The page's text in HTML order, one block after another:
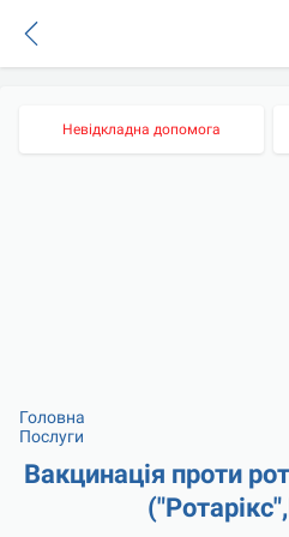
Невідкладна допомога
Головна
Послуги
Вакцинація проти